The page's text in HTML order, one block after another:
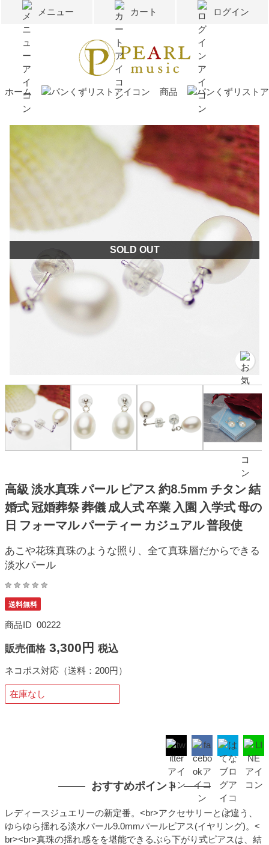
メニュー カート ログイン
ホーム 商品
SOLD OUT
高級 淡水真珠 パール ピアス 約8.5mm チタン 結
婚式 冠婚葬祭 葬儀 成人式 卒業 入園 入学式 母の
日 フォーマル パーティー カジュアル 普段使
あこや花珠真珠のような照り、全て真珠層だからできる
淡水パール
送料無料
商品ID 00222
販売価格 3,300円 税込
ネコポス対応（送料：200円）
在庫なし
おすすめポイント
レディースジュエリーの新定番。<br>アクセサリーとは違う、
ゆらゆら揺れる淡水パール9.0mmパールピアス(イヤリング)。<
br><br>真珠の揺れ感をを堪能できるぶら下がり式ピアスは、結